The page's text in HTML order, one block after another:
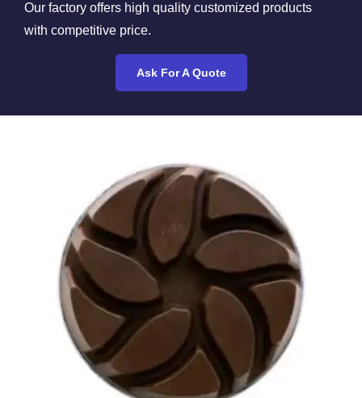
Our factory offers high quality customized products
with competitive price.
Ask For A Quote